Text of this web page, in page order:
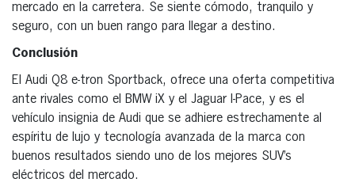
mercado en la carretera. Se siente cómodo, tranquilo y
seguro, con un buen rango para llegar a destino.
Conclusión
El Audi Q8 e-tron Sportback, ofrece una oferta competitiva
ante rivales como el BMW iX y el Jaguar I-Pace, y es el
vehículo insignia de Audi que se adhiere estrechamente al
espíritu de lujo y tecnología avanzada de la marca con
buenos resultados siendo uno de los mejores SUV’s
eléctricos del mercado.